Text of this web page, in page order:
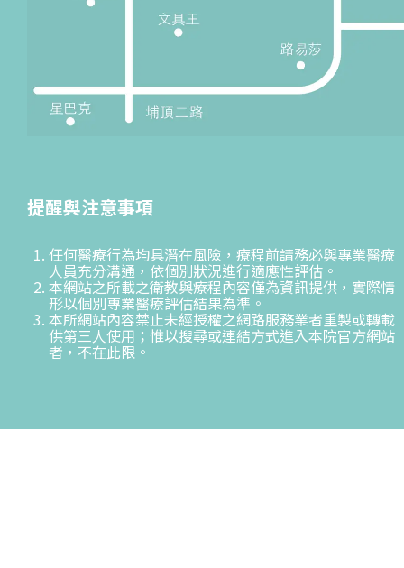
提醒與注意事項
任何醫療行為均具潛在風險，療程前請務必與專業醫療
人員充分溝通，依個別狀況進行適應性評估。
本網站之所載之衛教與療程內容僅為資訊提供，實際情
形以個別專業醫療評估結果為準。
本所網站內容禁止未經授權之網路服務業者重製或轉載
供第三人使用；惟以搜尋或連結方式進入本院官方網站
者，不在此限。